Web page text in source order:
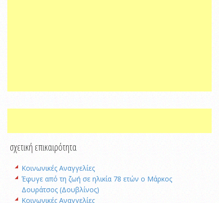
σχετική επικαιρότητα
Κοινωνικές Αναγγελίες
Έφυγε από τη ζωή σε ηλικία 78 ετών ο Μάρκος
Δουράτσος (Δουβλίνος)
Κοινωνικές Αναγγελίες